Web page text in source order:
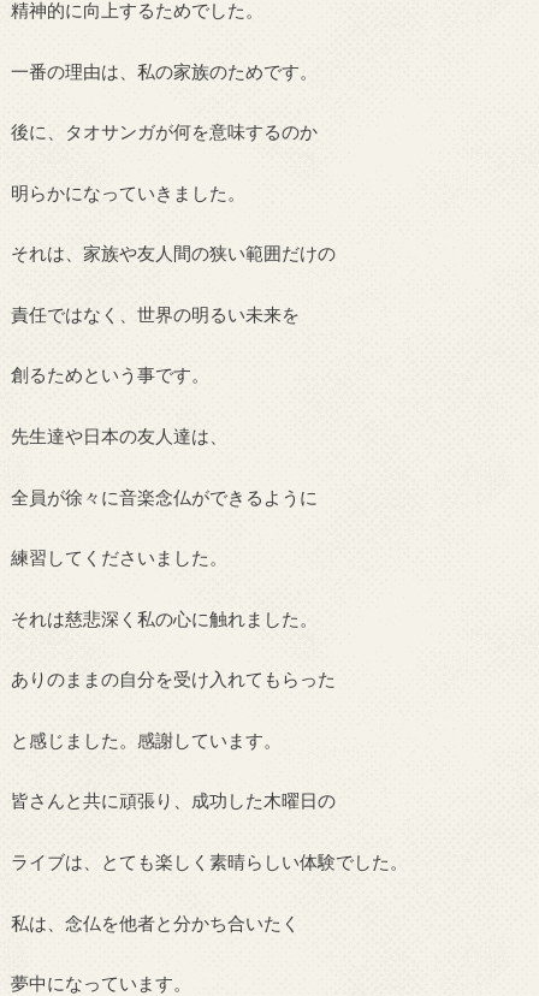
精神的に向上するためでした。
一番の理由は、私の家族のためです。
後に、タオサンガが何を意味するのか
明らかになっていきました。
それは、家族や友人間の狭い範囲だけの
責任ではなく、世界の明るい未来を
創るためという事です。
先生達や日本の友人達は、
全員が徐々に音楽念仏ができるように
練習してくださいました。
それは慈悲深く私の心に触れました。
ありのままの自分を受け入れてもらった
と感じました。感謝しています。
皆さんと共に頑張り、成功した木曜日の
ライブは、とても楽しく素晴らしい体験でした。
私は、念仏を他者と分かち合いたく
夢中になっています。